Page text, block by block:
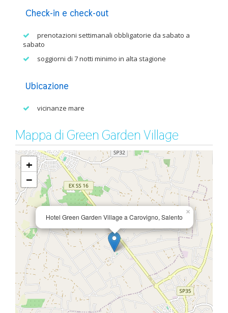
Check-in e check-out
prenotazioni settimanali obbligatorie da sabato a
sabato
soggiorni di 7 notti minimo in alta stagione
Ubicazione
vicinanze mare
Mappa di Green Garden Village
Hotel Green Garden Village a Carovigno, Salento ×
+
−